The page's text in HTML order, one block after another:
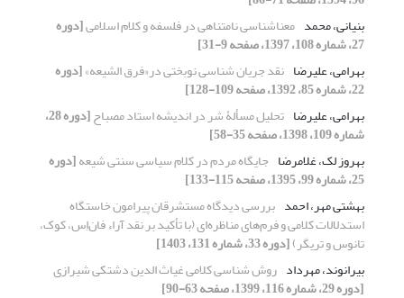
بنیانی، محمد معناشناسی نامتناهی در فلسفه و کلام اسلامی[دوره
27، شماره 108، 1397، صفحه 9-31]
بهرامی، علیرضا نقد جریان شناسی نوبختی در«فرق الشیعه»[دوره
22، شماره 85، 1392، صفحه 109-128]
بهرامی، علیرضا تحلیل مسألۀ شر در اندیشه استاد مصباح [دوره 28،
شماره 109، 1398، صفحه 35-58]
بهروز لک، غلامرضا جایگاه مردم در کلام سیاسی سنتی شیعه[دوره
25، شماره 99، 1395، صفحه 115-133]
بهشتی مهر، احمد بررسی دیدگاه مستشرقان پیرامون خاستگاه
استدلالات کلامی و فرم‌های مناظره‌ای (با تأکید بر نقد آراء فان‌اِس، کوک،
تانوس و تریگر)[دوره 33، شماره 131، 1403]
بیرانوند، مهرداد روش شناسی کلامی غیاث الدین دشتکی شیرازی
[دوره 29، شماره 116، 1399، صفحه 63-90]